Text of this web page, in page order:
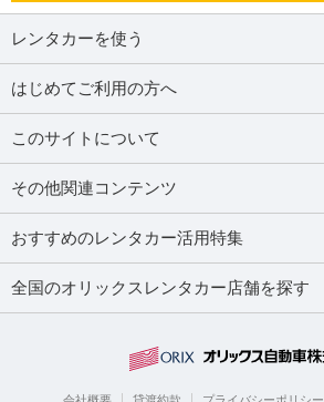
レンタカーを使う
はじめてご利用の方へ
このサイトについて
その他関連コンテンツ
おすすめのレンタカー活用特集
全国のオリックスレンタカー店舗を探す
会社概要 貸渡約款 プライバシーポリシー